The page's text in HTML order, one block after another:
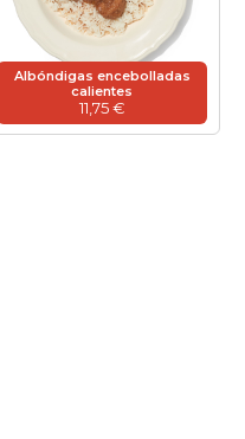
Albóndigas encebolladas
calientes
11,75 €